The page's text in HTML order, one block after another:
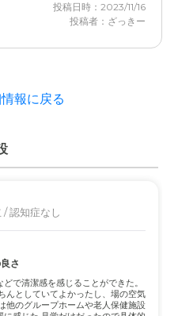
り期待はしていなかった
声掛けは良いと言えるもの
て
公園があり落ち着いた環境
車でアクセスも可能
投稿日時：2023/11/16
投稿者：ざっきー
報に戻る
認知症なし
さ
で清潔感を感じることができた。
んとしていてよかったし、場の空気
他のグループホームや老人保健施設